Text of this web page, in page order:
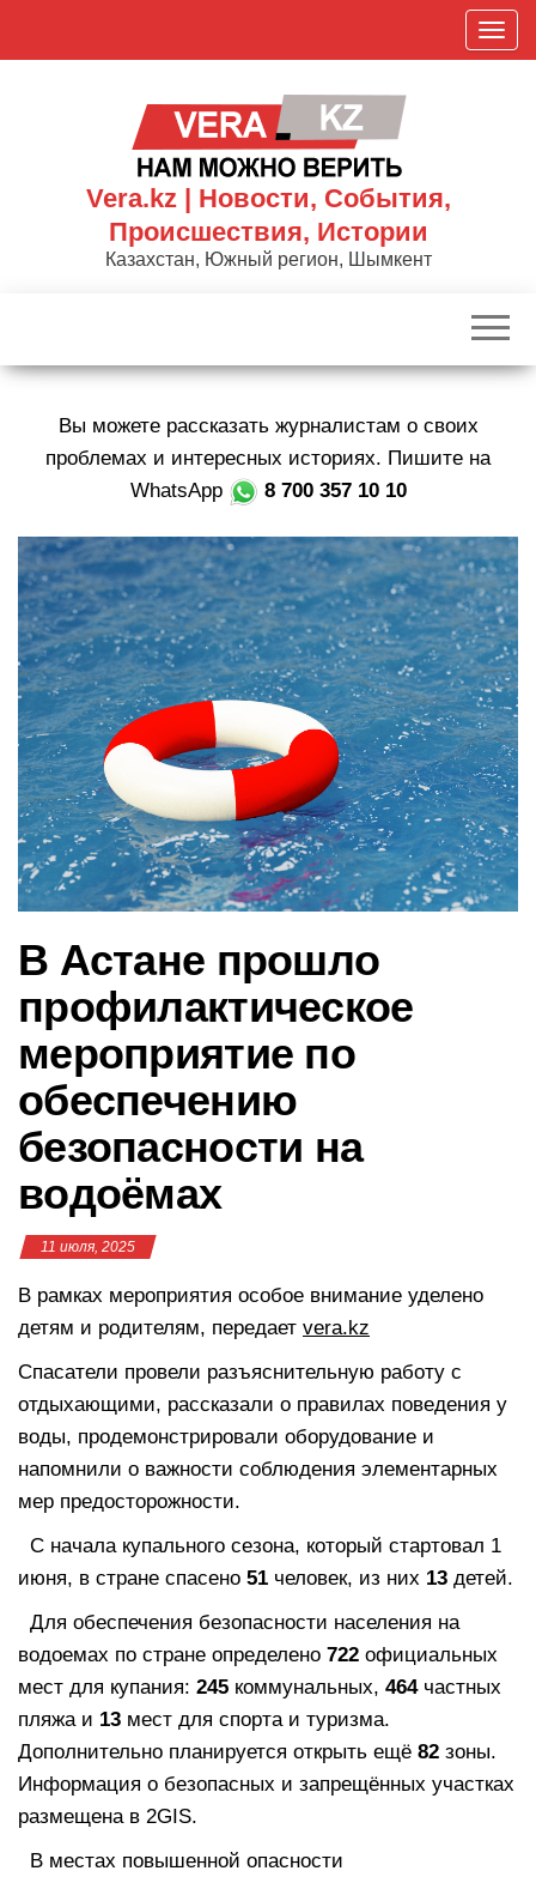
П
о
к
р
в
и
г
а
ц
и
ю
Vera.kz | Новости, События,
Происшествия, Истории
Казахстан, Южный регион, Шымкент
Вы можете рассказать журналистам о своих
проблемах и интересных историях. Пишите на
WhatsApp
8 700 357 10 10
В Астане прошло
профилактическое
мероприятие по
обеспечению
безопасности на
водоёмах
11 июля, 2025
В рамках мероприятия особое внимание уделено
детям и родителям, передает vera.kz
Спасатели провели разъяснительную работу с
отдыхающими, рассказали о правилах поведения у
воды, продемонстрировали оборудование и
напомнили о важности соблюдения элементарных
мер предосторожности.
С начала купального сезона, который стартовал 1
июня, в стране спасено 51 человек, из них 13 детей.
Для обеспечения безопасности населения на
водоемах по стране определено 722 официальных
мест для купания: 245 коммунальных, 464частных
пляжа и 13 мест для спорта и туризма.
Дополнительно планируется открыть ещё 82 зоны.
Информация о безопасных и запрещённых участках
размещена в 2GIS.
В местах повышенной опасности